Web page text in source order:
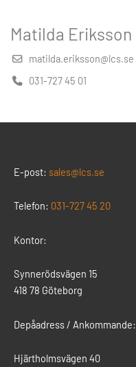
Matilda Eriksson
matilda.eriksson@lcs.se
031-727 45 01
E-post: sales@lcs.se
Telefon: 031-727 45 20
Kontor:
Synnerödsvägen 15
418 78 Göteborg
Depåadress / Ankommande:
Hjärtholmsvägen 40